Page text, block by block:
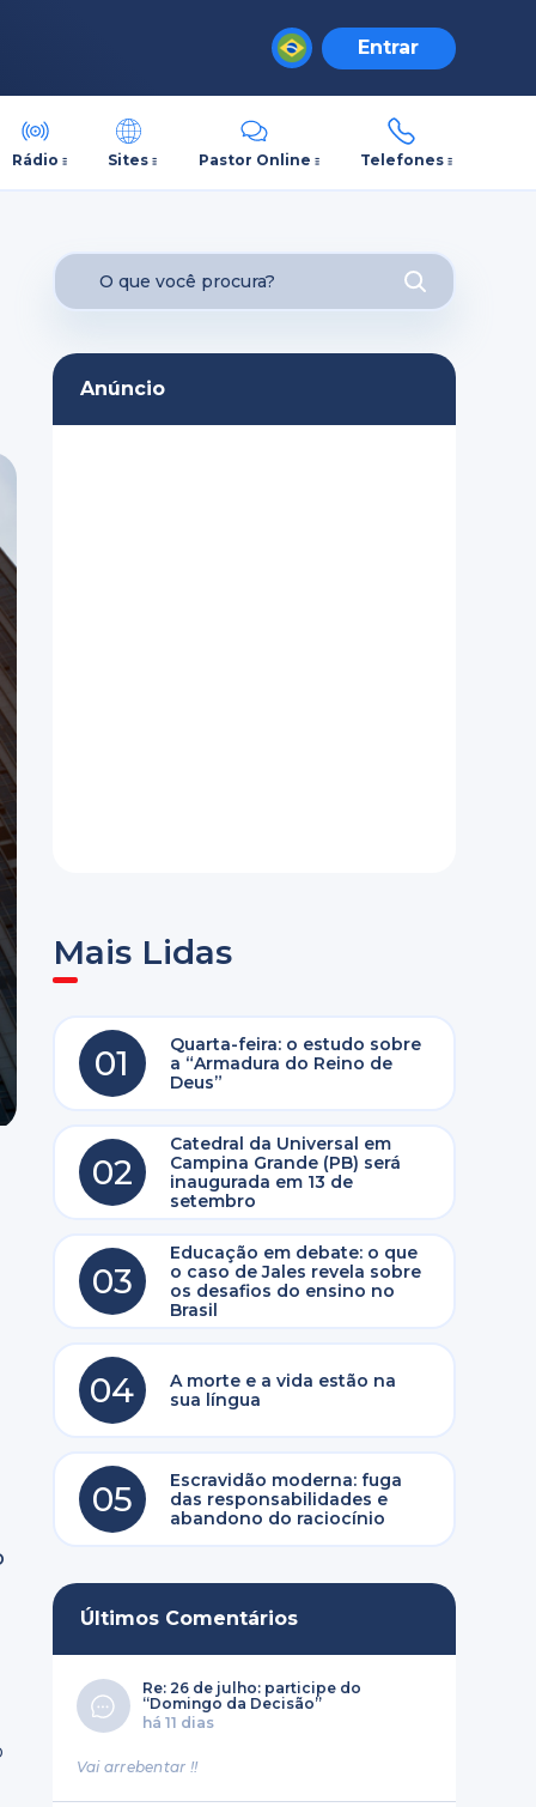
Entrar
Rádio Sites Pastor Online Telefones
Anúncio
Mais Lidas
01
Quarta-feira: o estudo sobre
a “Armadura do Reino de
Deus”
02
Catedral da Universal em
Campina Grande (PB) será
inaugurada em 13 de
setembro
03
Educação em debate: o que
o caso de Jales revela sobre
os desafios do ensino no
Brasil
04
A morte e a vida estão na
sua língua
05
Escravidão moderna: fuga
das responsabilidades e
abandono do raciocínio
Últimos Comentários
Re: 26 de julho: participe do
“Domingo da Decisão”
há 11 dias
Vai arrebentar !!